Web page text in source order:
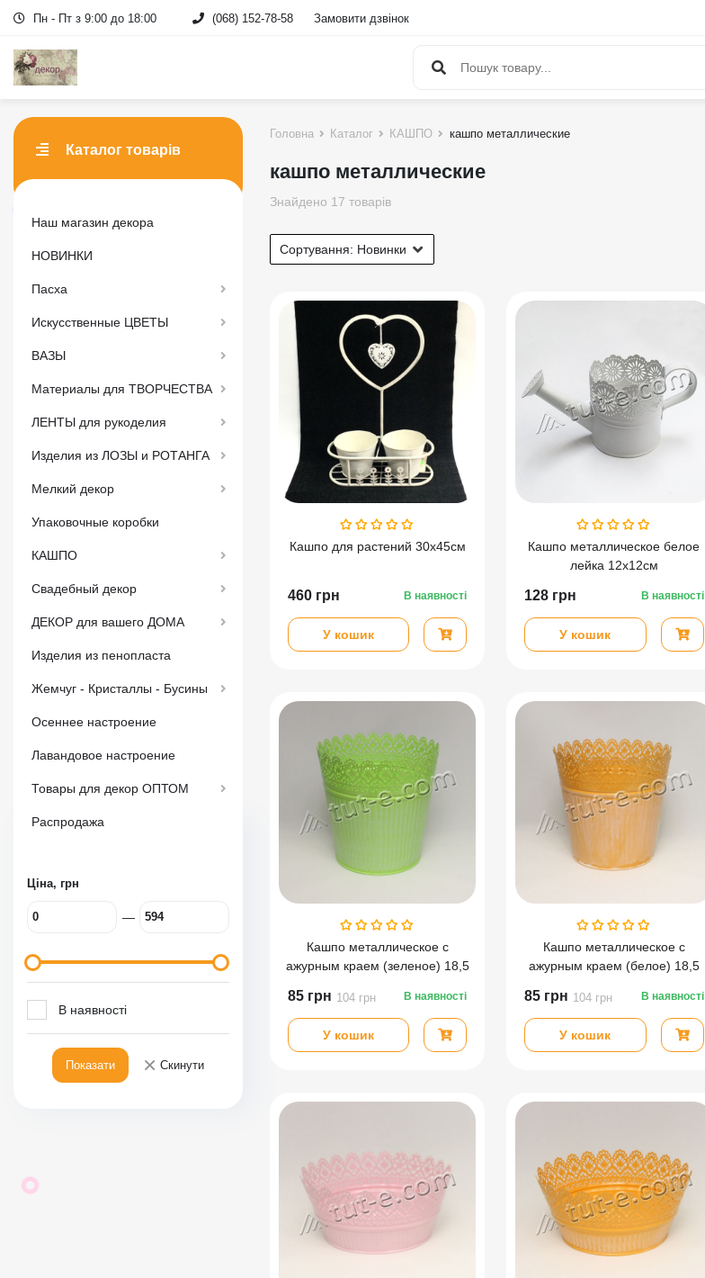
Пн - Пт з 9:00 до 18:00 (068) 152-78-58 Замовити дзвінок
Каталог товарів
Наш магазин декора
НОВИНКИ
Пасха
Искусственные ЦВЕТЫ
ВАЗЫ
Материалы для ТВОРЧЕСТВА
ЛЕНТЫ для рукоделия
Изделия из ЛОЗЫ и РОТАНГА
Мелкий декор
Упаковочные коробки
КАШПО
Свадебный декор
ДЕКОР для вашего ДОМА
Изделия из пенопласта
Жемчуг - Кристаллы - Бусины
Осеннее настроение
Лавандовое настроение
Товары для декор ОПТОМ
Распродажа
Ціна, грн
—
В наявності
Показати × Скинути
Головна Каталог КАШПО кашпо металлические
кашпо металлические
Знайдено 17 товарів
Сортування: Новинки
Кашпо для растений 30х45см
460 грн В наявності
У кошик
Кашпо металлическое белое
лейка 12х12см
128 грн В наявності
У кошик
Кашпо металлическое с
ажурным краем (зеленое) 18,5
85 грн 104 грн В наявності
У кошик
Кашпо металлическое с
ажурным краем (белое) 18,5
85 грн 104 грн В наявності
У кошик